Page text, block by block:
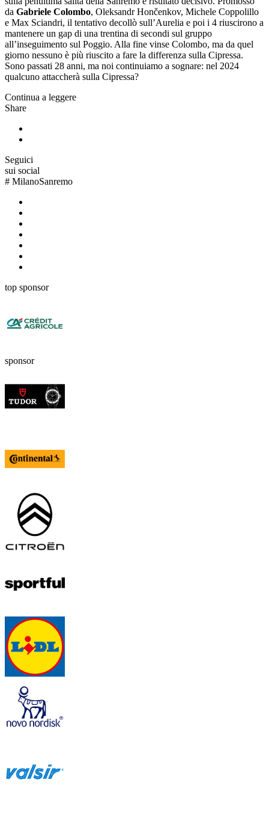
da Gabriele Colombo, Oleksandr Hončenkov, Michele Coppolillo
e Max Sciandri, il tentativo decollò sull’Aurelia e poi i 4 riuscirono a
mantenere un gap di una trentina di secondi sul gruppo
all’inseguimento sul Poggio. Alla fine vinse Colombo, ma da quel
giorno nessuno è più riuscito a fare la differenza sulla Cipressa.
Sono passati 28 anni, ma noi continuiamo a sognare: nel 2024
qualcuno attaccherà sulla Cipressa?
Continua a leggere
Share
Seguici
sui social
# MilanoSanremo
top sponsor
sponsor